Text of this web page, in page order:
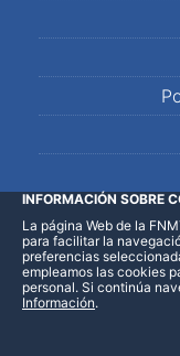
LinkedIn
INFORMACIÓN SOBRE
La página Web de la
para facilitar la
preferencias
empleamos las cookies
personal. Si continúa
Información.